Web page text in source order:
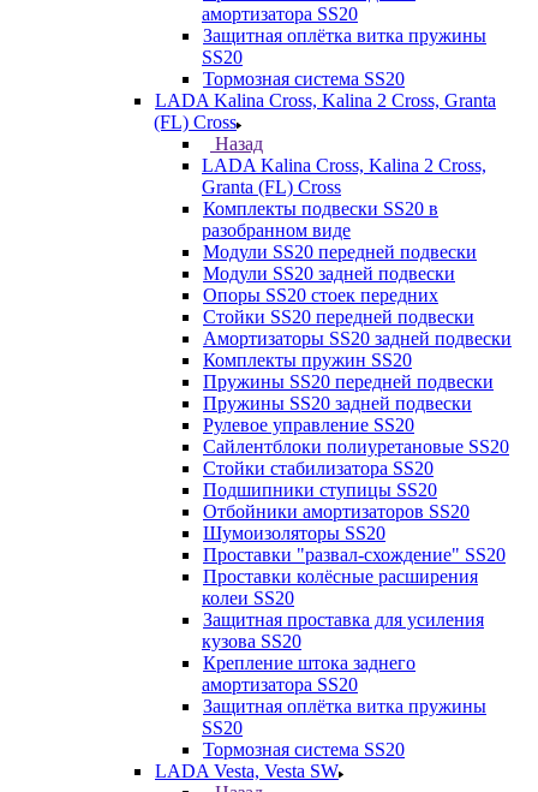
амортизатора SS20
Защитная оплётка витка пружины
SS20
Тормозная система SS20
LADA Kalina Cross, Kalina 2 Cross, Granta
(FL) Cross
Назад
LADA Kalina Cross, Kalina 2 Cross,
Granta (FL) Cross
Комплекты подвески SS20 в
разобранном виде
Модули SS20 передней подвески
Модули SS20 задней подвески
Опоры SS20 стоек передних
Стойки SS20 передней подвески
Амортизаторы SS20 задней подвески
Комплекты пружин SS20
Пружины SS20 передней подвески
Пружины SS20 задней подвески
Рулевое управление SS20
Сайлентблоки полиуретановые SS20
Стойки стабилизатора SS20
Подшипники ступицы SS20
Отбойники амортизаторов SS20
Шумоизоляторы SS20
Проставки "развал-схождение" SS20
Проставки колёсные расширения
колеи SS20
Защитная проставка для усиления
кузова SS20
Крепление штока заднего
амортизатора SS20
Защитная оплётка витка пружины
SS20
Тормозная система SS20
LADA Vesta, Vesta SW